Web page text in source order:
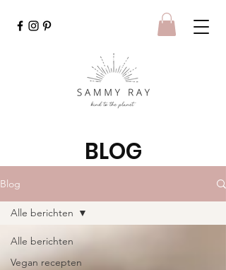
BLOG
Blog
Alle berichten
Vegan recepten
Alle berichten